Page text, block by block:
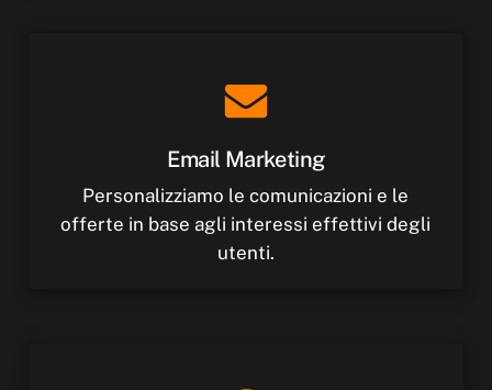
Email Marketing
Personalizziamo le comunicazioni e le
offerte in base agli interessi effettivi degli
utenti.